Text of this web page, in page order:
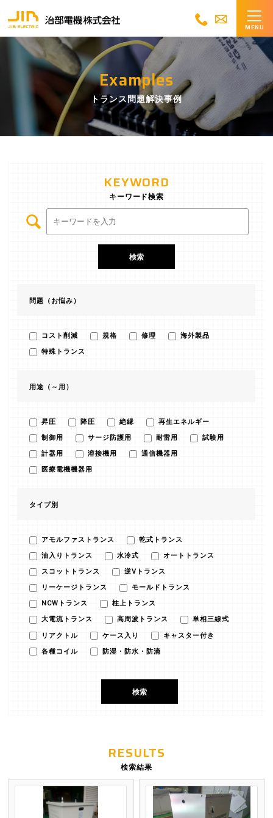
MENU
Examples
トランス問題解決事例
KEYWORD
キーワード検索
問題（お悩み）
コスト削減 規格 修理 海外製品
特殊トランス
用途（～用）
昇圧 降圧 絶縁 再生エネルギー
制御用 サージ防護用 耐雷用 試験用
計器用 溶接機用 通信機器用
医療電機機器用
タイプ別
アモルファストランス 乾式トランス
油入りトランス 水冷式 オートトランス
スコットトランス 逆Vトランス
リーケージトランス モールドトランス
NCWトランス 柱上トランス
大電流トランス 高周波トランス 単相三線式
リアクトル ケース入り キャスター付き
各種コイル 防湿・防水・防滴
RESULTS
検索結果